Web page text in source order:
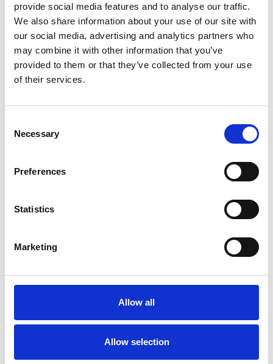
provide social media features and to analyse our traffic.
We also share information about your use of our site with
our social media, advertising and analytics partners who
may combine it with other information that you’ve
provided to them or that they’ve collected from your use
of their services.
Selection
Necessary
Preferences
Statistics
Marketing
Allow all
Allow selection
Nanna Riis Andersen
Formation Gallery ligger i hjertet af Vesterbro, København
danske og internationale kunstnere, der arbejder på tværs af